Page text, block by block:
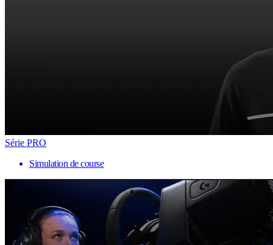
Série PRO
Simulation de course